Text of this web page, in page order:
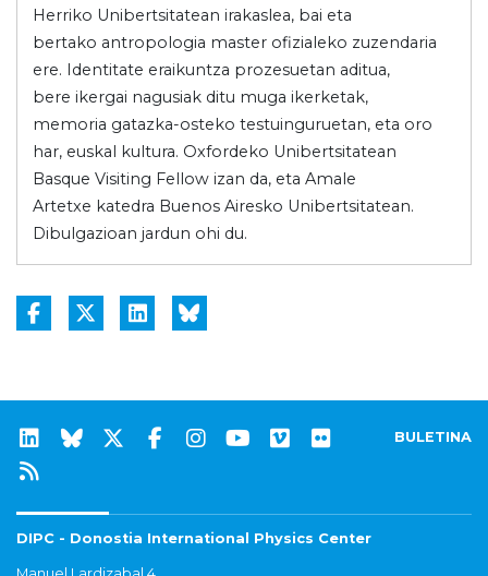
Herriko Unibertsitatean irakaslea, bai eta
bertako antropologia master ofizialeko zuzendaria
ere. Identitate eraikuntza prozesuetan aditua,
bere ikergai nagusiak ditu muga ikerketak,
memoria gatazka-osteko testuinguruetan, eta oro
har, euskal kultura. Oxfordeko Unibertsitatean
Basque Visiting Fellow izan da, eta Amale
Artetxe katedra Buenos Airesko Unibertsitatean.
Dibulgazioan jardun ohi du.
BULETINA
DIPC - Donostia International Physics Center